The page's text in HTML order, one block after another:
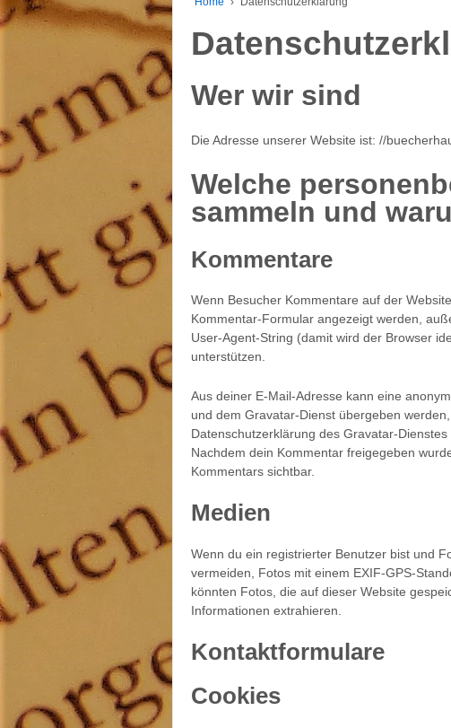
Wer wir sind
Die Adresse unserer Website ist: //
Welche
sammeln und
Kommentare
Wenn Besucher Kommentare auf der
Kommentar-Formular angezeigt werden,
User-Agent-String (damit wird der Browser
unterstützen.
Aus deiner E-Mail-Adresse kann eine
und dem Gravatar-Dienst übergeben
Datenschutzerklärung des Gravatar-
Nachdem dein Kommentar freigegeben
Kommentars sichtbar.
Medien
Wenn du ein registrierter Benutzer bist und
vermeiden, Fotos mit einem EXIF-GPS-
könnten Fotos, die auf dieser Website
Informationen extrahieren.
Kontaktformulare
Cookies